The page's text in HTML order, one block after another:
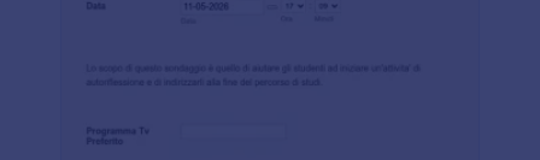
e altre ancora!